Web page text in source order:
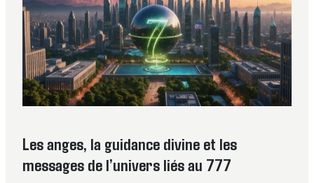
Les anges, la guidance divine et les
messages de l’univers liés au 777